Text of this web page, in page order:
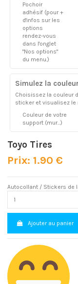
Pochoir
adhésif (pour +
d'infos sur les
options
rendez-vous
dans l'onglet
"Nos options"
du menu.)
Simulez la
Choisissez la couleur
sticker et visualisez le
Couleur de votre
support (mur...)
Toyo Tires
Prix: 1.90 €
Autocollant / Stickers de
Ajouter au panier